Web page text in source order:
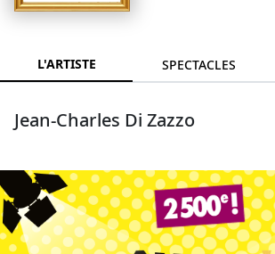
L'ARTISTE SPECTACLES
Jean-Charles Di Zazzo